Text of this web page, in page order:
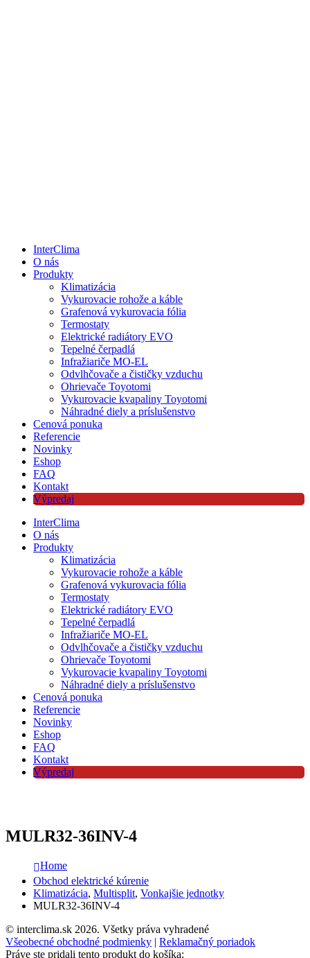
InterClima
O nás
Produkty
Klimatizácia
Vykurovacie rohože a káble
Grafenová vykurovacia fólia
Termostaty
Elektrické radiátory EVO
Tepelné čerpadlá
Infražiariče MO-EL
Odvlhčovače a čističky vzduchu
Ohrievače Toyotomi
Vykurovacie kvapaliny Toyotomi
Náhradné diely a príslušenstvo
Cenová ponuka
Referencie
Novinky
Eshop
FAQ
Kontakt
Výpredaj
InterClima
O nás
Produkty
Klimatizácia
Vykurovacie rohože a káble
Grafenová vykurovacia fólia
Termostaty
Elektrické radiátory EVO
Tepelné čerpadlá
Infražiariče MO-EL
Odvlhčovače a čističky vzduchu
Ohrievače Toyotomi
Vykurovacie kvapaliny Toyotomi
Náhradné diely a príslušenstvo
Cenová ponuka
Referencie
Novinky
Eshop
FAQ
Kontakt
Výpredaj
MULR32-36INV-4
Home
Obchod elektrické kúrenie
Klimatizácia, Multisplit, Vonkajšie jednotky
MULR32-36INV-4
© interclima.sk 2026. Všetky práva vyhradené
Všeobecné obchodné podmienky | Reklamačný poriadok
Práve ste pridali tento produkt do košíka: